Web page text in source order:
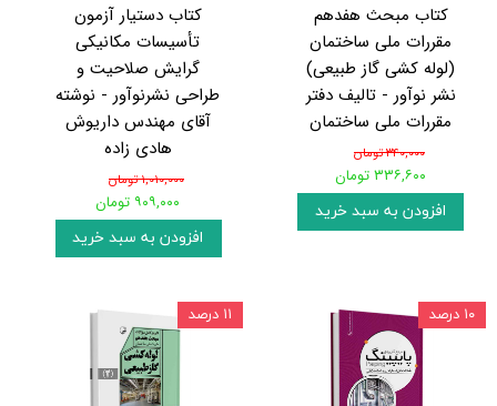
کتاب مبحث هفدهم
مقررات ملی ساختمان
(لوله کشی گاز طبیعی)
نشر نوآور - تالیف دفتر
مقررات ملی ساختمان
۳۴۰,۰۰۰ تومان
۳۳۶,۶۰۰ تومان
افزودن به سبد خرید
کتاب دستیار آزمون
تأسيسات مکانیکی
گرایش صلاحیت و
طراحی نشرنوآور - نوشته
آقای مهندس داریوش
هادی زاده
۱,۰۱۰,۰۰۰ تومان
۹۰۹,۰۰۰ تومان
افزودن به سبد خرید
۱۰ درصد ۱۱ درصد